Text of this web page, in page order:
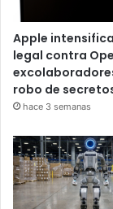
Apple
legal contra
robo de
hace 3 semanas